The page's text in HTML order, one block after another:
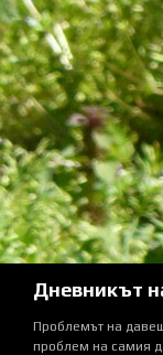
Skip
to
content
Дневникът
Проблемът на
проблем на самия